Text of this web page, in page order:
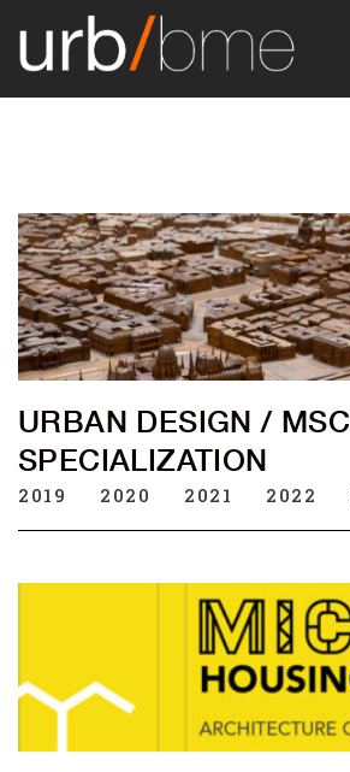
URBAN DESIGN / MSC
SPECIALIZATION
2019 2020 2021 2022